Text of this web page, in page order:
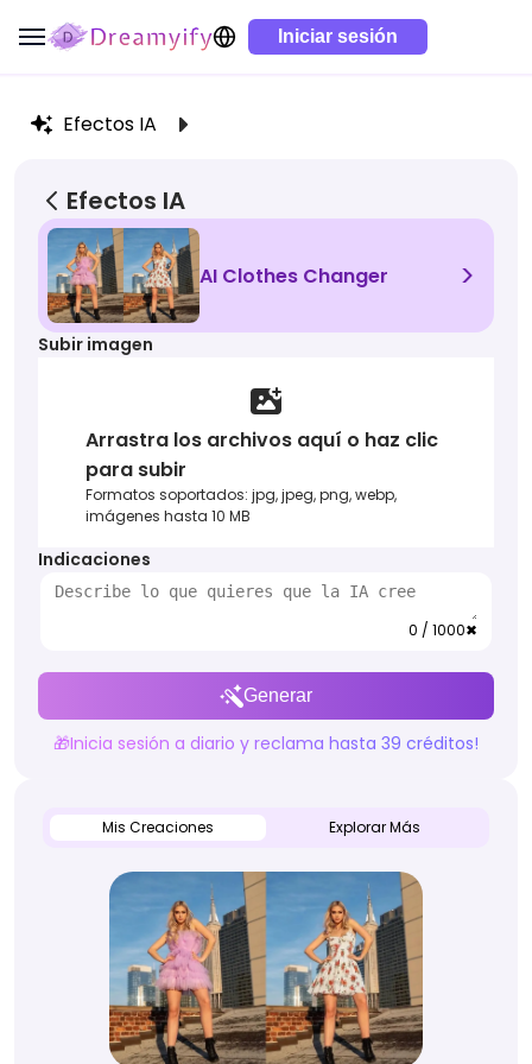
Iniciar sesión
Efectos IA
Efectos IA
AI Clothes Changer >
Subir imagen
Arrastra los archivos aquí o haz clic
para subir
Formatos soportados: jpg, jpeg, png, webp,
imágenes hasta 10 MB
Indicaciones
0 / 1000✖
Generar
🎁Inicia sesión a diario y reclama hasta 39 créditos!
Mis Creaciones Explorar Más